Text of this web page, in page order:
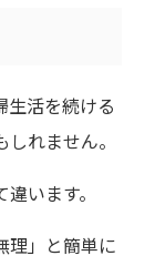
生活を続ける
れません。
います。
理」と簡単に